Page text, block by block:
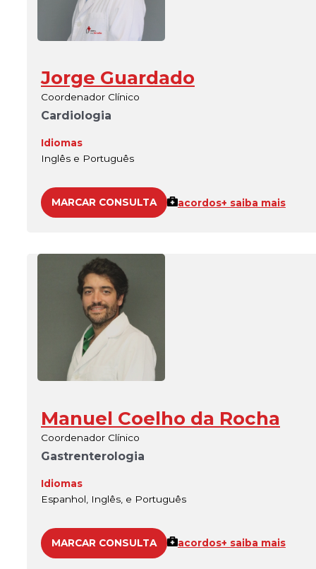
Jorge Guardado
Coordenador Clínico
Cardiologia
Idiomas
Inglês e Português
MARCAR CONSULTA acordos+ saiba mais
Manuel Coelho da Rocha
Coordenador Clínico
Gastrenterologia
Idiomas
Espanhol, Inglês, e Português
MARCAR CONSULTA acordos+ saiba mais